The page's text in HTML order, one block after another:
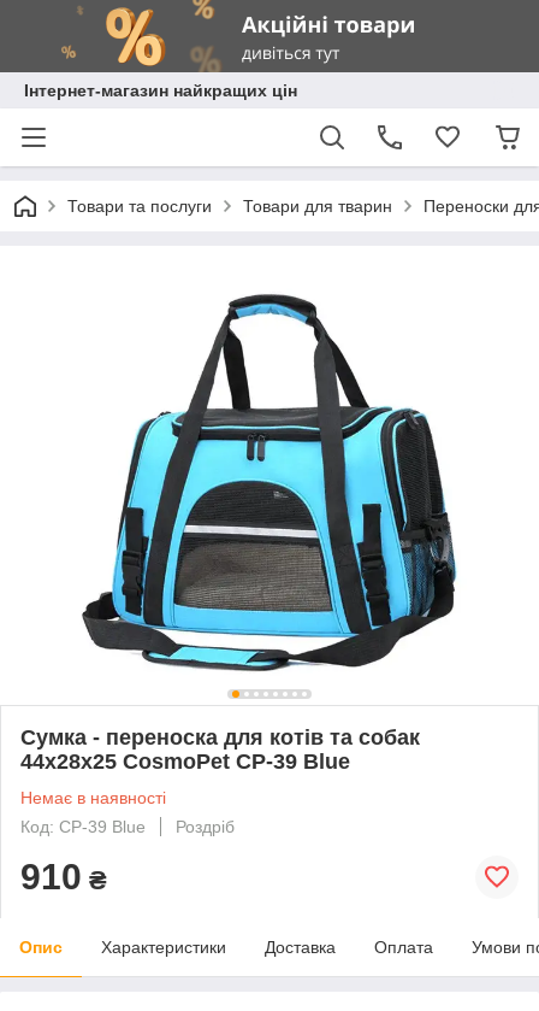
Інтернет-магазин найкращих цін
Товари та послуги Товари для тварин Переноски
Сумка - переноска для котів та собак
44х28х25 CosmoPet CP-39 Blue
Немає в наявності
Код: CP-39 Blue
Роздріб
910 ₴
Опис Характеристики Доставка Оплата Умови